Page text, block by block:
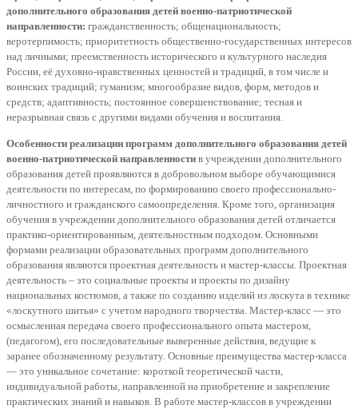
дополнительного образования детей военно-патриотической
направленности: гражданственность; общенациональность;
веротерпимость; приоритетность общественно-государственных интересов
над личными; преемственность исторического и культурного наследия
России, её духовно-нравственных ценностей и традиций, в том числе и
воинских традиций; гуманизм; многообразие видов, форм, методов и
средств; адаптивность; постоянное совершенствование; тесная и
неразрывная связь с другими видами обучения и воспитания.
Особенности реализации программ дополнительного образования детей
военно-патриотической направленности в учреждении дополнительного
образования детей проявляются в добровольном выборе обучающимися
деятельности по интересам, по формированию своего профессионально-
личностного и гражданского самоопределения. Кроме того, организация
обучения в учреждении дополнительного образования детей отличается
практико-ориентированным, деятельностным подходом. Основными
формами реализации образовательных программ дополнительного
образования являются проектная деятельность и мастер-классы. Проектная
деятельность – это социальные проекты и проекты по дизайну
национальных костюмов, а также по созданию изделий из лоскута в технике
«лоскутного шитья» с учетом народного творчества. Мастер-класс — это
осмысленная передача своего профессионального опыта мастером,
(педагогом), его последовательные выверенные действия, ведущие к
заранее обозначенному результату. Основные преимущества мастер-класса
— это уникальное сочетание: короткой теоретической части,
индивидуальной работы, направленной на приобретение и закрепление
практических знаний и навыков. В работе мастер-классов в учреждении